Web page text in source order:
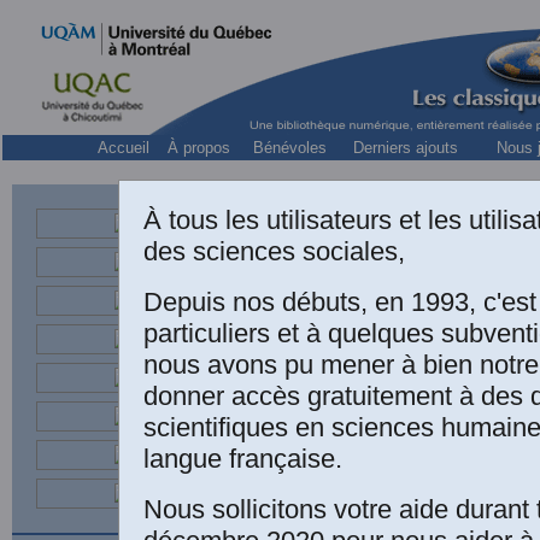
Accueil À propos Bénévoles Derniers ajouts Nous
Stanley
À tous les utilisateurs et les
des sciences sociales,
Depuis nos débuts, en 1993,
particuliers et à quelques
nous avons pu mener à bien
donner accès gratuitement à des
scientifiques en sciences
langue française.
Nous sollicitons votre aide durant